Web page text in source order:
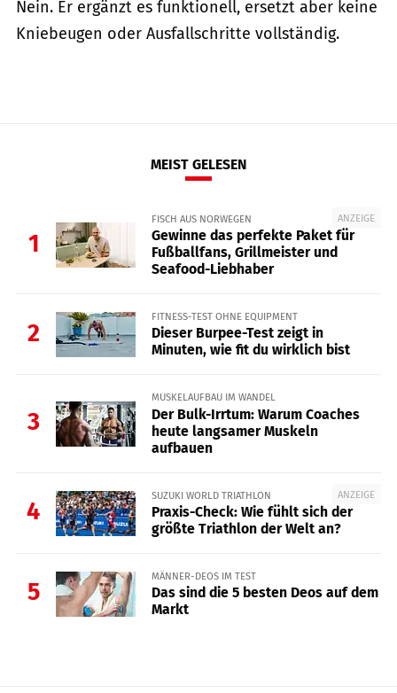
Nein. Er ergänzt es funktionell, ersetzt aber keine
Kniebeugen oder Ausfallschritte vollständig.
MEIST GELESEN
1
ANZEIGE
FISCH AUS NORWEGEN
Gewinne das perfekte Paket für
Fußballfans, Grillmeister und
Seafood-Liebhaber
2
FITNESS-TEST OHNE EQUIPMENT
Dieser Burpee-Test zeigt in
Minuten, wie fit du wirklich bist
3
MUSKELAUFBAU IM WANDEL
Der Bulk-Irrtum: Warum Coaches
heute langsamer Muskeln
aufbauen
4
ANZEIGE
SUZUKI WORLD TRIATHLON
Praxis-Check: Wie fühlt sich der
größte Triathlon der Welt an?
5
MÄNNER-DEOS IM TEST
Das sind die 5 besten Deos auf dem
Markt